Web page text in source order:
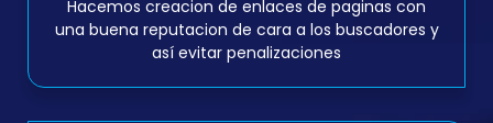
Hacemos creacion de enlaces de paginas con
una buena reputacion de cara a los buscadores y
así evitar penalizaciones